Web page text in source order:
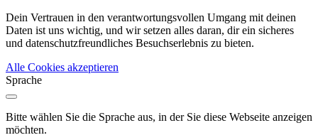
Dein Vertrauen in den verantwortungsvollen Umgang mit deinen
Daten ist uns wichtig, und wir setzen alles daran, dir ein sicheres
und datenschutzfreundliches Besuchserlebnis zu bieten.
Alle Cookies akzeptieren
Sprache
Bitte wählen Sie die Sprache aus, in der Sie diese Webseite anzeigen
möchten.